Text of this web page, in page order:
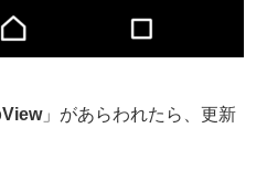
」があらわれたら、更新